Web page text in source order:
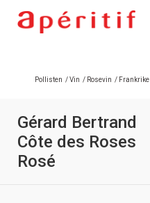
Pollisten /Vin / Rosevin / Frankrike
Gérard Bertrand
Côte des Roses
Rosé